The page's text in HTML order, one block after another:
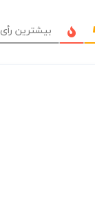
بیشترین رأی